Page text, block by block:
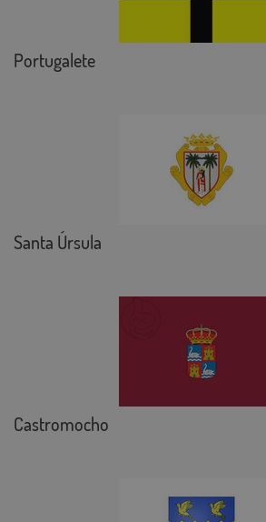
Portugalete
Santa Úrsula
Castromocho